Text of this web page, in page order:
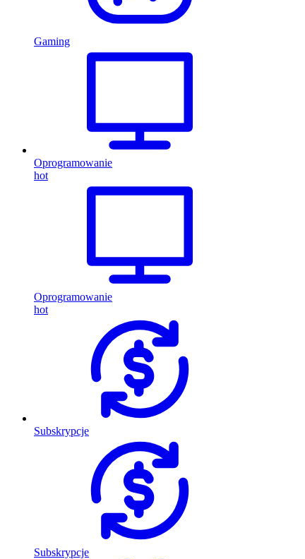
Gaming
Oprogramowanie
hot
Oprogramowanie
hot
Subskrypcje
Subskrypcje